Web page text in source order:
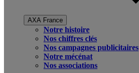
AXA France
Notre histoire
Nos chiffres clés
Nos campagnes publicitaires
Notre mécénat
Nos associations